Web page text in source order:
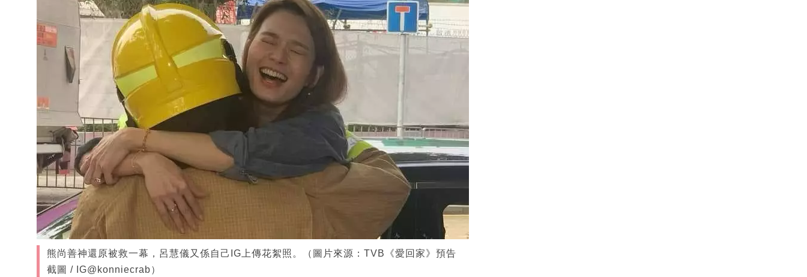
熊尚善神還原被救一幕，呂慧儀又係自己IG上傳花絮照。（圖片來源：TVB《愛回家》預告
截圖 / IG@konniecrab）